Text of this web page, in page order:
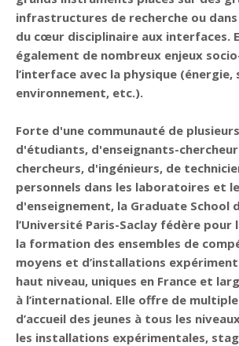
infrastructures de recherche ou dans
du cœur disciplinaire aux interfaces.
également de nombreux enjeux
l’interface avec la physique (énergie,
environnement, etc.).
Forte d'une communauté de
d'étudiants, d'enseignants-
chercheurs, d'ingénieurs, de
personnels dans les laboratoires et
d'enseignement, la Graduate School
l’Université Paris-Saclay fédère pour
la formation des ensembles de
moyens et d’installations
haut niveau, uniques en France et
à l’international. Elle offre de
d’accueil des jeunes à tous les
les installations expérimentales,